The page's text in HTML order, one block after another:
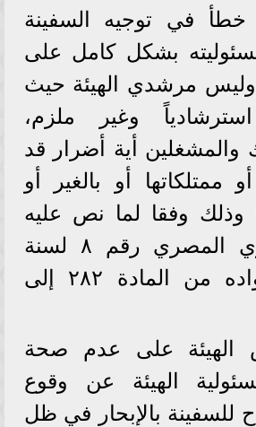
في توجيه السفينة
بشكل كامل على
وليس مرشدي الهيئة حيث
وغير ملزم،
والمشغلين أية أضرار قد
ممتلكاتها أو بالغير أو
وذلك وفقا لما نص عليه
القانون البحري المصري رقم ٨ لسنة
١٩٩٠ في مواده من المادة ٢٨٢ إلى
الهيئة على عدم صحة
الهيئة عن وقوع
للسفينة بالإبحار في ظل